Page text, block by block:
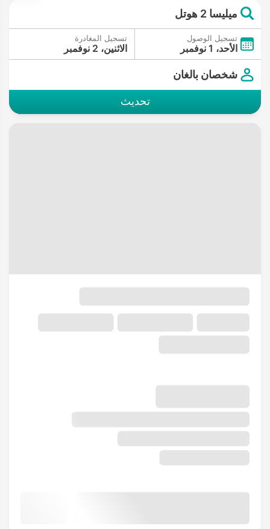
ميليسا 2 هوتل
تسجيل الوصول
الأحد، 1 نوفمبر
تسجيل المغادرة
الاثنين، 2 نوفمبر
شخصان بالغان
تحديث